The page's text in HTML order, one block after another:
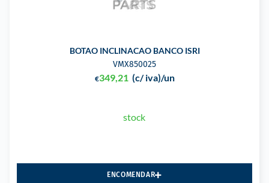
BOTAO INCLINACAO BANCO ISRI
VMX850025
€349,21 (c/ iva)/un
stock
ENCOMENDAR